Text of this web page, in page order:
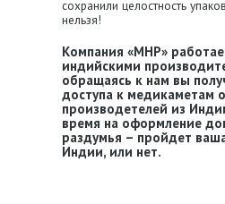
сохранили целостность
нельзя!
Компания «MHP»
индийскими
обращаясь к нам вы
доступа к медикаметам
производетелей из
время на оформление
раздумья – пройдет
Индии, или нет.